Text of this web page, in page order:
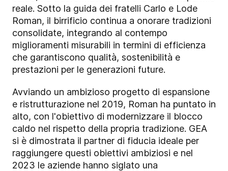
reale. Sotto la guida dei fratelli Carlo e Lode
Roman, il birrificio continua a onorare tradizioni
consolidate, integrando al contempo
miglioramenti misurabili in termini di efficienza
che garantiscono qualità, sostenibilità e
prestazioni per le generazioni future.
Avviando un ambizioso progetto di espansione
e ristrutturazione nel 2019, Roman ha puntato in
alto, con l'obiettivo di modernizzare il blocco
caldo nel rispetto della propria tradizione. GEA
si è dimostrata il partner di fiducia ideale per
raggiungere questi obiettivi ambiziosi e nel
2023 le aziende hanno siglato una